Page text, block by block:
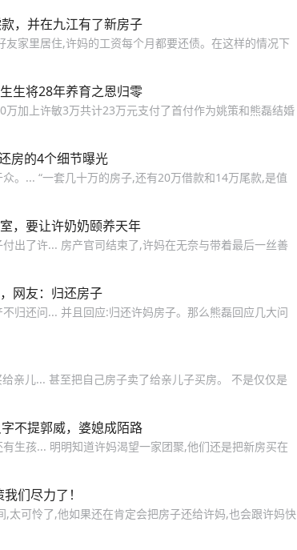
，并在九江有了新房子
家里居住,许妈的工资每个月都要还债。在这样的情况下
生将28年养育之恩归零
加上许敏3万共计23万元支付了首付作为姚策和熊磊结婚
房的4个细节曝光
。... “一套几十万的房子,还有20万借款和14万尾款,是值
，要让许奶奶颐养天年
出了许... 房产官司结束了,许妈在无奈与带着最后一丝善
网友：归还房子
归还问... 并且回应:归还许妈房子。那么熊磊回应几大问
亲儿... 甚至把自己房子卖了给亲儿子买房。 不是仅仅是
不提郭威，婆媳成陌路
生孩... 明明知道许妈渴望一家团聚,他们还是把新房买在
们尽力了！
太可怜了,他如果还在肯定会把房子还给许妈,也会跟许妈快